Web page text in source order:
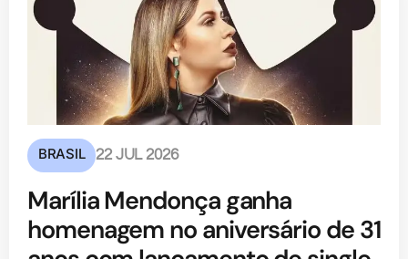
BRASIL 22 JUL 2026
Marília Mendonça ganha
homenagem no aniversário de 31